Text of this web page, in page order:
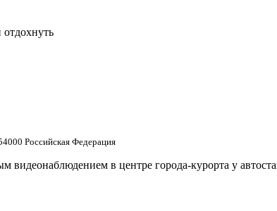
Российская Федерация
видеонаблюдением в центре города-курорта у